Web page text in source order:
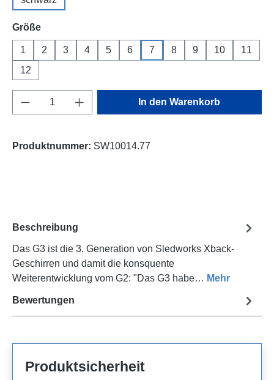
Größeauswählen
1 2 3 4 5 6 7 8 9 10
11
12
Produkt Anzahl: Gib den gewünschten
In den Warenkorb
Produktnummer: SW10014.77
Beschreibung
Das G3 ist die 3. Generation von Sledworks Xback-
Geschirren und damit die konsquente
Weiterentwicklung vom G2: "Das G3 habe… Mehr
Bewertungen
Produktsicherheit